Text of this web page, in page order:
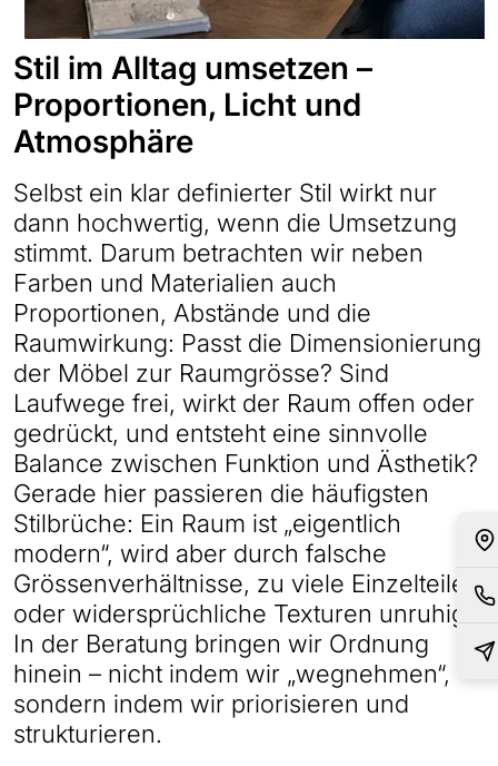
Stil im Alltag umsetzen –
Proportionen, Licht und
Atmosphäre
Selbst ein klar definierter Stil wirkt nur
dann hochwertig, wenn die Umsetzung
stimmt. Darum betrachten wir neben
Farben und Materialien auch
Proportionen, Abstände und die
Raumwirkung: Passt die Dimensionierung
der Möbel zur Raumgrösse? Sind
Laufwege frei, wirkt der Raum offen oder
gedrückt, und entsteht eine sinnvolle
Balance zwischen Funktion und Ästhetik?
Gerade hier passieren die häufigsten
Stilbrüche: Ein Raum ist „eigentlich
modern“, wird aber durch falsche
Grössenverhältnisse, zu viele Einzelteile
oder widersprüchliche Texturen unruhig.
In der Beratung bringen wir Ordnung
hinein – nicht indem wir „wegnehmen“,
sondern indem wir priorisieren und
strukturieren.